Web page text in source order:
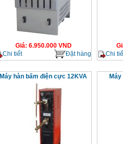
Giá: 6.950.000VND
Chi tiết
Đặt hàng
Chi
Máy hàn bấm điện cực 12KVA